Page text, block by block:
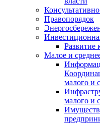
Правопорядок
Развитие
Малое и
малого и
малого и